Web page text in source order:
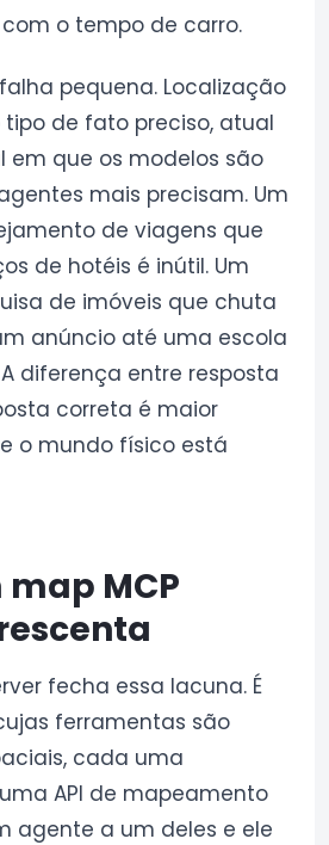
o tempo de carro.
pequena. Localização
de fato preciso, atual
em que os modelos são
mais precisam. Um
de viagens que
de hotéis é inútil. Um
de imóveis que chuta
anúncio até uma escola
diferença entre resposta
correta é maior
o mundo físico está
MCP
fecha essa lacuna. É
ferramentas são
cada uma
API de mapeamento
agente a um deles e ele